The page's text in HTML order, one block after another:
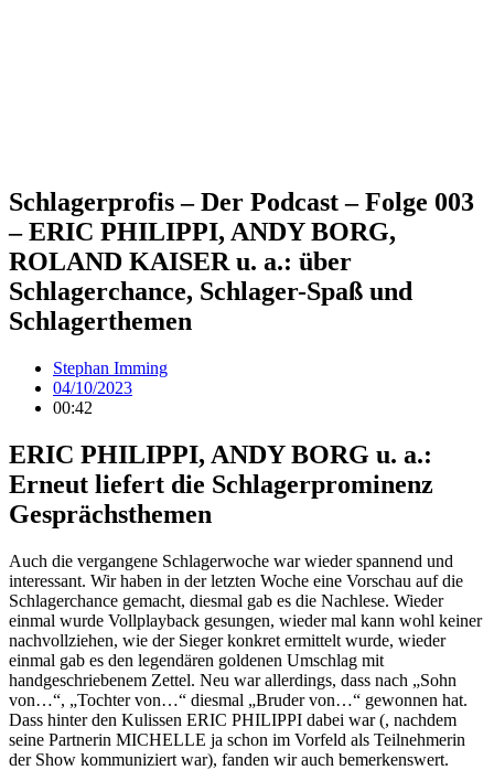
Schlagerprofis – Der Podcast – Folge 003
– ERIC PHILIPPI, ANDY BORG,
ROLAND KAISER u. a.: über
Schlagerchance, Schlager-Spaß und
Schlagerthemen
Stephan Imming
04/10/2023
00:42
ERIC PHILIPPI, ANDY BORG u. a.:
Erneut liefert die Schlagerprominenz
Gesprächsthemen
Auch die vergangene Schlagerwoche war wieder spannend und
interessant. Wir haben in der letzten Woche eine Vorschau auf die
Schlagerchance gemacht, diesmal gab es die Nachlese. Wieder
einmal wurde Vollplayback gesungen, wieder mal kann wohl keiner
nachvollziehen, wie der Sieger konkret ermittelt wurde, wieder
einmal gab es den legendären goldenen Umschlag mit
handgeschriebenem Zettel. Neu war allerdings, dass nach „Sohn
von…“, „Tochter von…“ diesmal „Bruder von…“ gewonnen hat.
Dass hinter den Kulissen ERIC PHILIPPI dabei war (, nachdem
seine Partnerin MICHELLE ja schon im Vorfeld als Teilnehmerin
der Show kommuniziert war), fanden wir auch bemerkenswert.